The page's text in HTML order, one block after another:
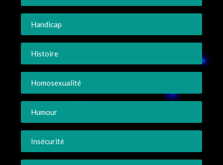
Handicap
Histoire
Homosexualité
Humour
Insécurité